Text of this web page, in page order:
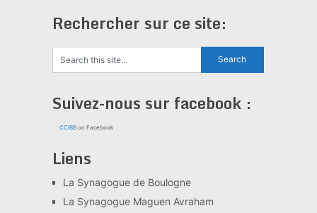
Rechercher sur ce site:
Suivez-nous sur facebook :
CCIBBon Facebook
Liens
La Synagogue de Boulogne
La Synagogue Maguen Avraham